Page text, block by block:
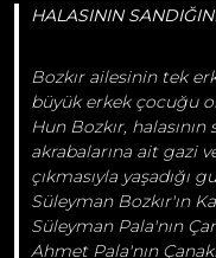
HALASININ
Bozkır ailesinin tek
büyük erkek çocuğu
Hun Bozkır,
akrabalarına ait gazi
çıkmasıyla yaşadığı
Süleyman Bozkır'ın
Süleyman Pala'nın
Ahmet Pala'nın